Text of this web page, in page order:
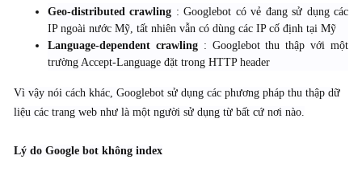
Geo-distributed crawling : Googlebot có vẻ đang sử dụng các
IP ngoài nước Mỹ, tất nhiên vẫn có dùng các IP cố định tại Mỹ
Language-dependent crawling : Googlebot thu thập với một
trường Accept-Language đặt trong HTTP header
Vì vậy nói cách khác, Googlebot sử dụng các phương pháp thu thập dữ
liệu các trang web như là một người sử dụng từ bất cứ nơi nào.
Lý do Google bot không index